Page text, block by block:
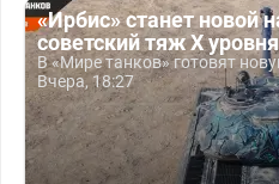
«Ирбис» станет новой
советский тяж X
В «Мире танков» готовят
Вчера, 18:27